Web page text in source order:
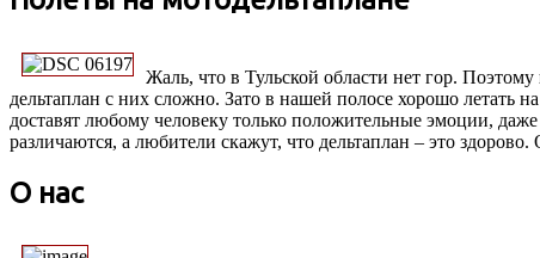
Жаль, что в Тульской области нет гор.
дельтаплан с них сложно. Зато в нашей полосе хорошо летать
доставят любому человеку только положительные эмоции,
различаются, а любители скажут, что дельтаплан – это
О нас